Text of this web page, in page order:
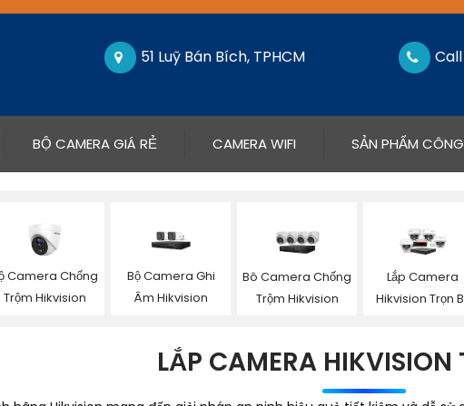
51 Luỹ Bán Bích, TPHCM Call
BỘ CAMERA GIÁ RẺ CAMERA WIFI SẢN PHẨM
Camera Chống
Trộm Hikvision
Bộ Camera Ghi
Âm Hikvision
Bô Camera Chống
Trộm Hikvision
Lắp Camera
Hikvision Trọn
LẮP CAMERA HIKVISION